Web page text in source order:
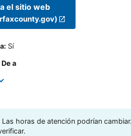
el sitio web
: Sí
De a
Las horas de atención podrían